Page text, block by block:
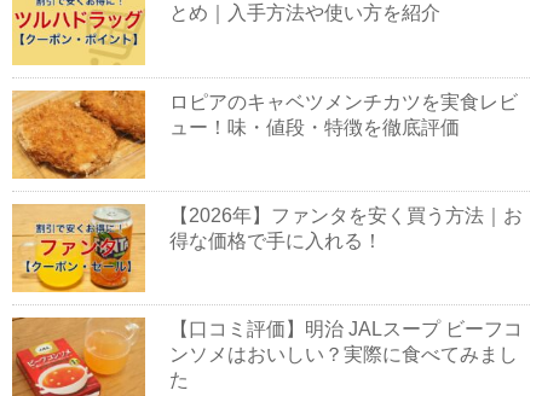
とめ｜入手方法や使い方を紹介
ロピアのキャベツメンチカツを実食レビ
ュー！味・値段・特徴を徹底評価
【2026年】ファンタを安く買う方法｜お
得な価格で手に入れる！
【口コミ評価】明治 JALスープ ビーフコ
ンソメはおいしい？実際に食べてみまし
た